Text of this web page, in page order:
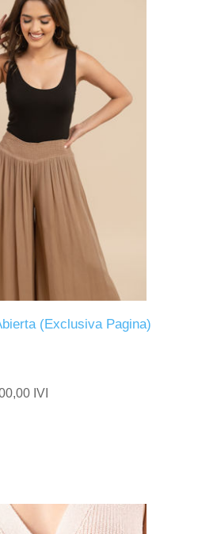
(Exclusiva Pagina)
IVI